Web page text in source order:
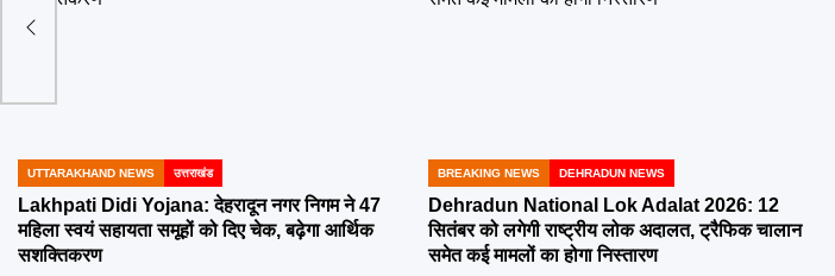
POSTED
IN
UTTARAKHAND NEWS उत्तराखंड
Lakhpati Didi Yojana: देहरादून नगर निगम ने 47
महिला स्वयं सहायता समूहों को दिए चेक, बढ़ेगा आर्थिक
सशक्तिकरण
POSTED
IN
BREAKING NEWS DEHRADUN NEWS
Dehradun National Lok Adalat 2026: 12
सितंबर को लगेगी राष्ट्रीय लोक अदालत, ट्रैफिक चालान
समेत कई मामलों का होगा निस्तारण